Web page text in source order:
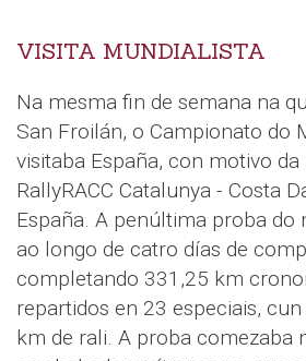
VISITA MUNDIALISTA
Na mesma fin de semana na
San Froilán, o Campionato do
visitaba España, con motivo
RallyRACC Catalunya - Costa
España. A penúltima proba do
ao longo de catro días de
completando 331,25 km
repartidos en 23 especiais,
km de rali. A proba comezaba